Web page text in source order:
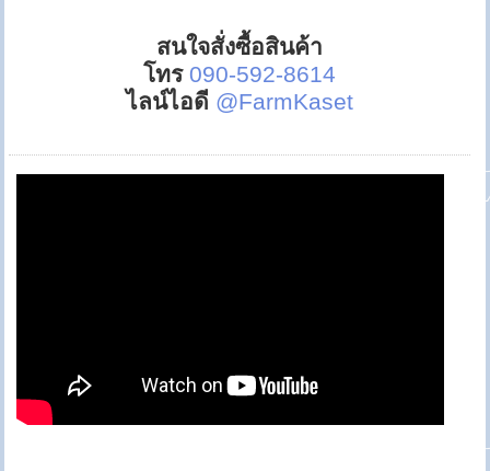
สนใจสั่งซื้อสินค้า
โทร 090-592-8614
ไลน์ไอดี @FarmKaset